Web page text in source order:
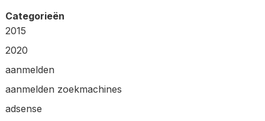
Categorieën
2015
2020
aanmelden
aanmelden zoekmachines
adsense